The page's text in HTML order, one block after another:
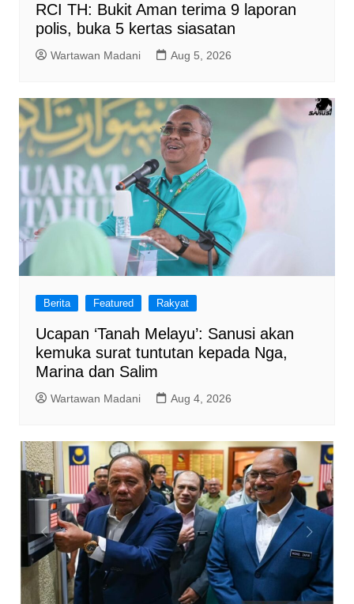
RCI TH: Bukit Aman terima 9 laporan
polis, buka 5 kertas siasatan
Wartawan Madani Aug 5, 2026
Berita Featured Rakyat
Ucapan ‘Tanah Melayu’: Sanusi akan
kemuka surat tuntutan kepada Nga,
Marina dan Salim
Wartawan Madani Aug 4, 2026